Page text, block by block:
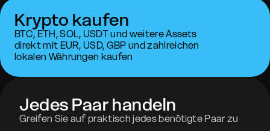
Jedes Paar handeln
Greifen Sie auf praktisch jedes benötigte Paar zu
Krypto kaufen
BTC, ETH, SOL, USDT und weitere Assets
direkt mit EUR, USD, GBP und zahlreichen
lokalen Währungen kaufen